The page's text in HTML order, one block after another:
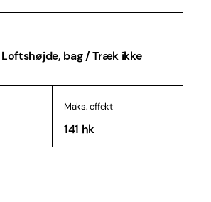
bag / Træk ikke
Maks. effekt
141 hk